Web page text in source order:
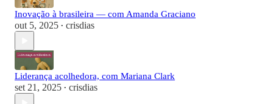
Inovação à brasileira — com Amanda Graciano
out 5, 2025 • crisdias
Liderança acolhedora, com Mariana Clark
set 21, 2025 • crisdias